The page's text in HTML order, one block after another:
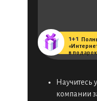
Научитесь
компании
11111
в подарок
1+1